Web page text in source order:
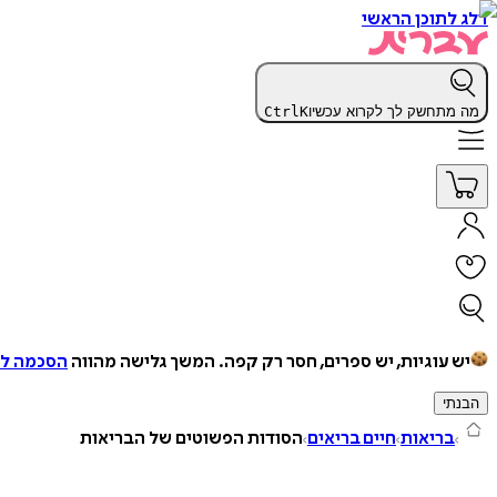
דלג לתוכן הראשי
מה מתחשק לך לקרוא עכשיו CtrlK
יש עוגיות, יש ספרים, חסר רק קפה. המשך גלישה מהווה הסכמה
הבנתי
בריאות חיים בריאים הסודות הפשוטים של הבריאות